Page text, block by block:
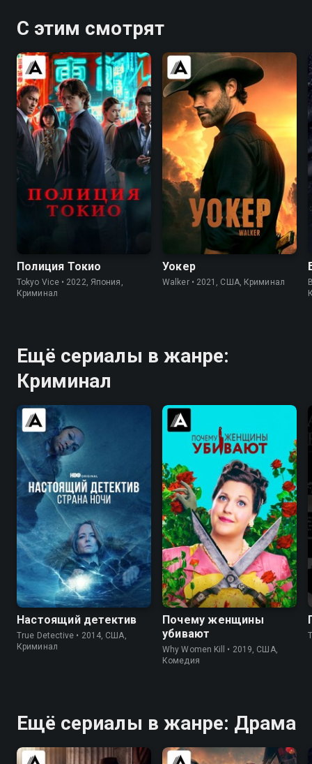
С этим смотрят
Полиция Токио
Tokyo Vice • 2022, Япония,
Криминал
6.2
Уокер
Walker • 2021, США, Криминал
Ещё сериалы в жанре:
Криминал
8.7 9.0
Настоящий детектив
True Detective • 2014, США,
Криминал
8.3 8.3
Почему женщины
убивают
Why Women Kill • 2019, США,
Комедия
Ещё сериалы в жанре: Драма